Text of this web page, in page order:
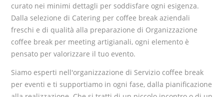
curato nei minimi dettagli per soddisfare ogni esigenza.
Dalla selezione di Catering per coffee break aziendali
freschi e di qualità alla preparazione di Organizzazione
coffee break per meeting artigianali, ogni elemento è
pensato per valorizzare il tuo evento.
Siamo esperti nell'organizzazione di Servizio coffee break
per eventi e ti supportiamo in ogni fase, dalla pianificazione